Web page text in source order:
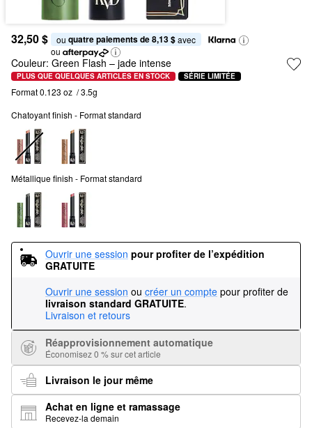
32,50 $ ou quatre paiements de 8,13 $ avec
ou
Couleur: Green Flash – jade intense
PLUS QUE QUELQUES ARTICLES EN STOCK SÉRIE LIMITÉE
Format 0.123 oz  / 3.5g
Chatoyant finish - Format standard
Métallique finish - Format standard
Ouvrir une session pour profiter de l’expédition
GRATUITE
Ouvrir une session ou créer un compte pour profiter de
livraison standard GRATUITE.
Livraison et retours
Réapprovisionnement automatique
Économisez 0 % sur cet article
Livraison le jour même
Achat en ligne et ramassage
Recevez-la demain